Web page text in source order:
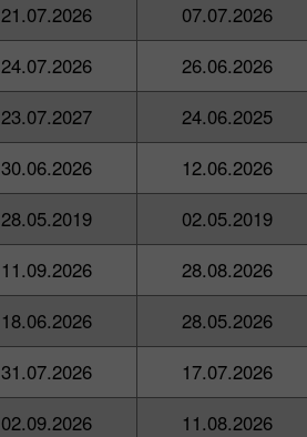
21.07.2026 07.07.2026
24.07.2026 26.06.2026
23.07.2027 24.06.2025
30.06.2026 12.06.2026
28.05.2019 02.05.2019
11.09.2026 28.08.2026
18.06.2026 28.05.2026
31.07.2026 17.07.2026
02.09.2026 11.08.2026